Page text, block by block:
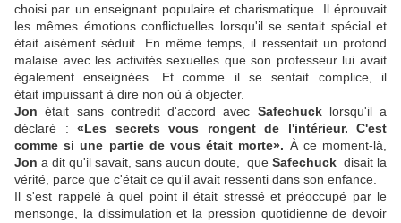
choisi par un enseignant populaire et charismatique. Il éprouvait
les mêmes émotions conflictuelles lorsqu'il se sentait spécial et
était aisément séduit. En même temps, il ressentait un profond
malaise avec les activités sexuelles que son professeur lui avait
également enseignées. Et comme il se sentait complice, il
était impuissant à dire non où à objecter.
Jon était sans contredit d'accord avec Safechucklorsqu'il a
déclaré : «Les secrets vous rongent de l'intérieur. C'est
comme si une partie de vous était morte». À ce moment-là,
Jon a dit qu'il savait, sans aucun doute, que Safechuck disait la
vérité, parce que c'était ce qu'il avait ressenti dans son enfance.
Il s'est rappelé à quel point il était stressé et préoccupé par le
mensonge, la dissimulation et la pression quotidienne de devoir